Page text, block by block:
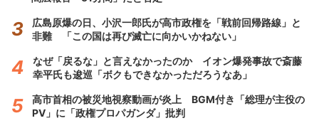
広島原爆の日、小沢一郎氏が高市政権を「戦前回帰路線」と
非難 「この国は再び滅亡に向かいかねない」
なぜ「戻るな」と言えなかったのか イオン爆発事故で斎藤
幸平氏も逡巡「ボクもできなかっただろうなあ」
高市首相の被災地視察動画が炎上 BGM付き「総理が主役の
PV」に「政権プロパガンダ」批判